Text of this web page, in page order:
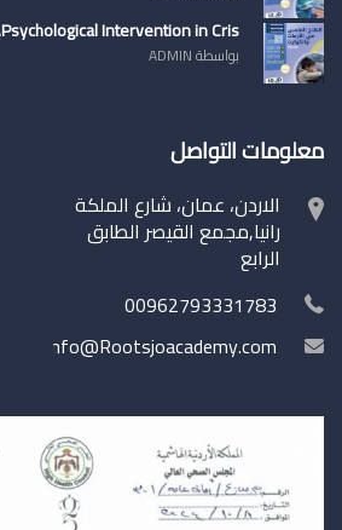
Psychological Intervention in Cris...
بواسطة ADMIN
معلومات التواصل
الاردن، عمان، شارع الملكة
رانيا,مجمع القيصر الطابق
الرابع
00962793331783
info@Rootsjoacademy.com